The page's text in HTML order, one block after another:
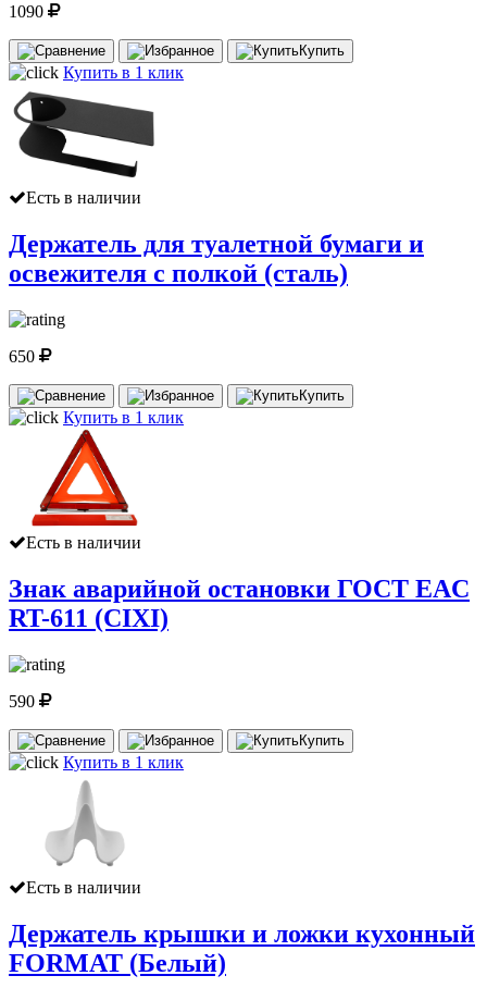
1090
Купить
Купить в 1 клик
Есть в наличии
Держатель для туалетной бумаги и
освежителя с полкой (сталь)
650
Купить
Купить в 1 клик
Есть в наличии
Знак аварийной остановки ГОСТ EAC
RT-611 (CIXI)
590
Купить
Купить в 1 клик
Есть в наличии
Держатель крышки и ложки кухонный
FORMAT (Белый)